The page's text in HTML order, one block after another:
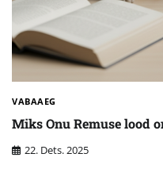
VABAAEG
Miks Onu Remuse lood
22. Dets. 2025